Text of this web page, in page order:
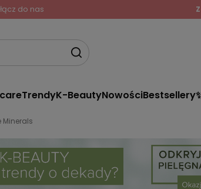
do nas
TrendyK-BeautyNowości
Minerals